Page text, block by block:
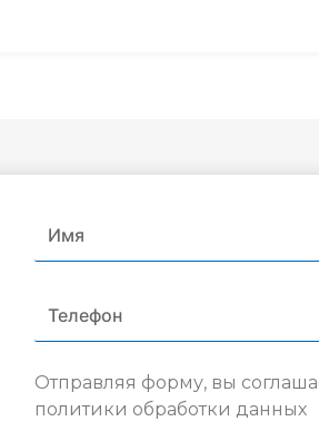
Отправляя форму, вы
политики обработки данных